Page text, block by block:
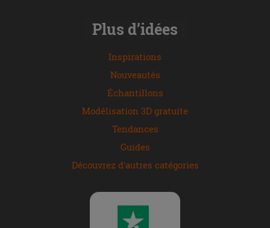
Plus d’idées
Inspirations
Nouveautés
Échantillons
Modélisation 3D gratuite
Tendances
Guides
Découvrez d'autres catégories